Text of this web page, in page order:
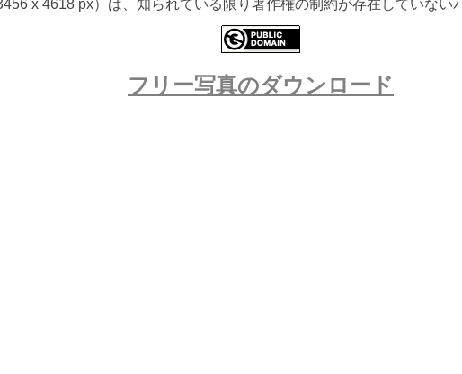
x 4618 px）は、知られている限り著作権の制約が存在していない
フリー写真のダウンロード